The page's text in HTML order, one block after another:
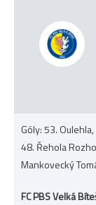
Góly: 53.
48. Řehola
Mankovecký
FC PBS Velká